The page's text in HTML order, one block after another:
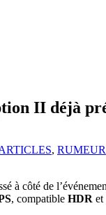
II déjà
,
à côté de
, compatible HDR et